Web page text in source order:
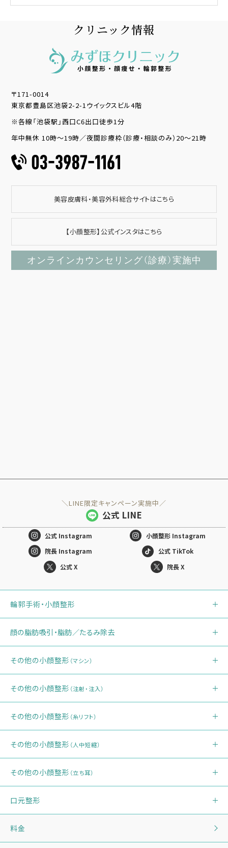
クリニック情報
〒171-0014
東京都豊島区池袋2-2-1ウイックスビル4階
※各線「池袋駅」西口C6出口徒歩1分
年中無休 10時～19時／夜間診療枠（診療・相談のみ）20～21時
美容皮膚科・美容外科総合サイトはこちら
【小顔整形】公式インスタはこちら
オンラインカウンセリング（診療）実施中
＼LINE限定キャンペーン実施中／
公式 LINE
公式 Instagram 小顔整形 Instagram
院長 Instagram
公式 TikTok
公式 X
院長 X
輪郭手術・小顔整形
顔の脂肪吸引・脂肪／たるみ除去
その他の小顔整形 （マシン）
その他の小顔整形 （注射・注入）
その他の小顔整形 （糸リフト）
その他の小顔整形 （人中短縮）
その他の小顔整形 （立ち耳）
口元整形
料金